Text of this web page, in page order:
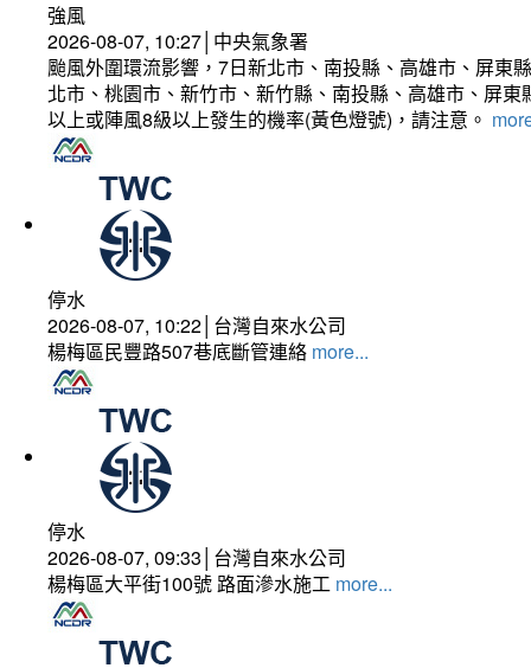
強風
2026-08-07, 10:27│中央氣象署
颱風外圍環流影響，7日新北市、南投縣、高雄市、屏東
北市、桃園市、新竹市、新竹縣、南投縣、高雄市、屏
以上或陣風8級以上發生的機率(黃色燈號)，請注意。
停水
2026-08-07, 10:22│台灣自來水公司
楊梅區民豐路507巷底斷管連絡 more...
停水
2026-08-07, 09:33│台灣自來水公司
楊梅區大平街100號 路面滲水施工 more...